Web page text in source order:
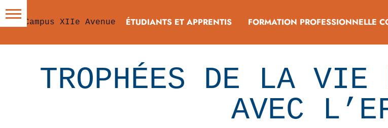
ÉTUDIANTS ET APPRENTIS FORMATION PROFESSIONNELLE
TROPHÉES DE LA VIE
AVEC